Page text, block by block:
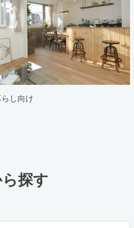
し向け
探す